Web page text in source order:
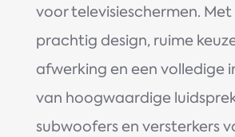
voor televisieschermen. Met
prachtig design, ruime
afwerking en een volledige
van hoogwaardige
subwoofers en versterkers